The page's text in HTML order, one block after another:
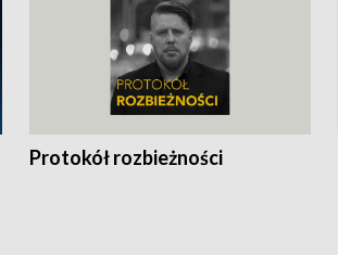
Protokół rozbieżności